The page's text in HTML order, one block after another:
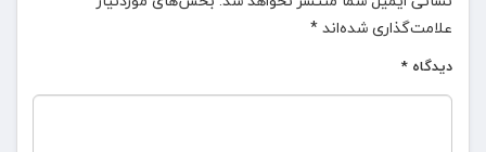
علامت‌گذاری شده‌اند*
دیدگاه *